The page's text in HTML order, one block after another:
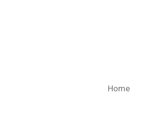
Home